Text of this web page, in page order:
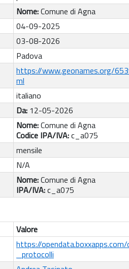
Nome:Comune di Agna
04-09-2025
03-08-2026
Padova
https://www.geonames.org/
ml
italiano
Da: 12-05-2026
Nome:Comune di Agna
Codice IPA/IVA:c_a075
mensile
N/A
Nome:Comune di Agna
IPA/IVA:c_a075
Valore
https://
_protocolli